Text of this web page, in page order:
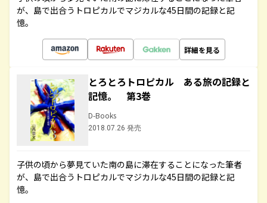
が、島で出合うトロピカルでマジカルな45日間の記録と記
憶。
詳細を見る
とろとろトロピカル ある旅の記録と
記憶。 第3巻
D-Books
2018.07.26 発売
子供の頃から夢見ていた南の島に滞在することになった筆者
が、島で出合うトロピカルでマジカルな45日間の記録と記
憶。